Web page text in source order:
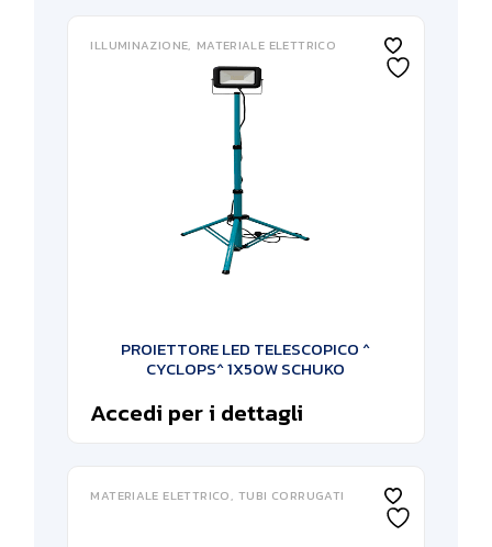
ILLUMINAZIONE MATERIALE ELETTRICO
PROIETTORE LED TELESCOPICO ^
CYCLOPS^ 1X50W SCHUKO
Accedi per i dettagli
MATERIALE ELETTRICO TUBI CORRUGATI